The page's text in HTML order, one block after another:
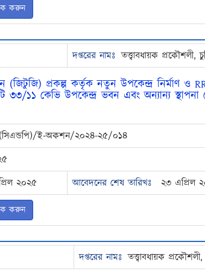
করুন
দপ্তরের নামঃ তত্ত্বাবধায়ক প্রকৌশলী,
(জিটুজি) প্রকল্প কর্তৃক নতুন উপকেন্দ্র নির্মাণ ও
৩৩/১১ কেভি উপকেন্দ্র ভবন এবং অন্যান্য
ই-অকশন/২০২৪-২৫/০১৪
২০২৫ আবেদনের শেষ তারিখঃ ২৩ এপ্রিল
করুন
দপ্তরের নামঃ তত্ত্বাবধায়ক